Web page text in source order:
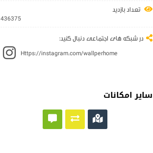
تعداد بازدید
436375
در شبکه های اجتماعی دنبال کنید:
Https://instagram.com/wallperhome
سایر امکانات